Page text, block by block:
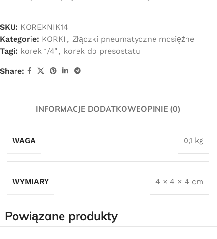
SKU: KOREKNIK14
Kategorie: KORKI , Złączki pneumatyczne mosiężne
Tagi: korek 1/4", korek do presostatu
Share:
INFORMACJE DODATKOWEOPINIE (0)
WAGA 0,1 kg
WYMIARY 4 × 4 × 4 cm
Powiązane produkty